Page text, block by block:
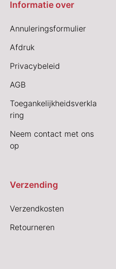
Informatie over
Annuleringsformulier
Afdruk
Privacybeleid
AGB
Toegankelijkheidsverkla
ring
Neem contact met ons
op
Verzending
Verzendkosten
Retourneren